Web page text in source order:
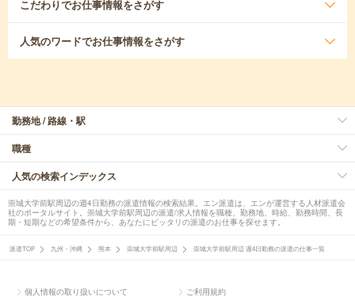
こだわりでお仕事情報をさがす
人気のワードでお仕事情報をさがす
勤務地 / 路線・駅
職種
人気の検索インデックス
崇城大学前駅周辺の週4日勤務の派遣情報の検索結果。エン派遣は、エンが運営する人材派遣会
社のポータルサイト。崇城大学前駅周辺の派遣/求人情報を職種、勤務地、時給、勤務時間、長
期・短期などの希望条件から、あなたにピッタリの派遣のお仕事を探せます。
派遣TOP 九州・沖縄 熊本 崇城大学前駅周辺 崇城大学前駅周辺 週4日勤務の派遣の仕事一覧
個人情報の取り扱いについて ご利用規約